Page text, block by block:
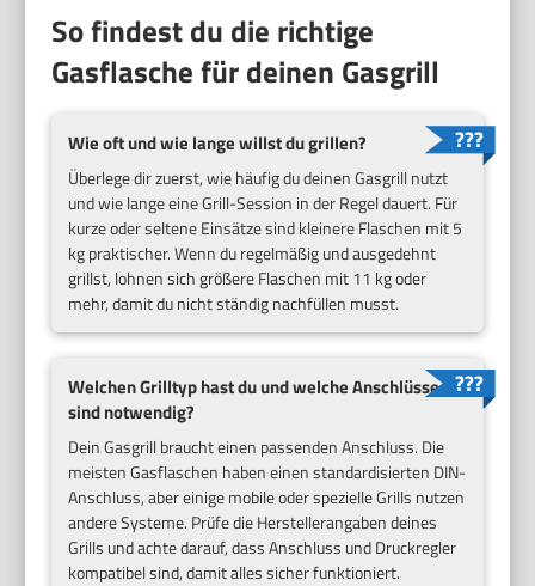
So findest du die richtige
Gasflasche für deinen Gasgrill
Wie oft und wie lange willst du grillen?
Überlege dir zuerst, wie häufig du deinen Gasgrill nutzt
und wie lange eine Grill-Session in der Regel dauert. Für
kurze oder seltene Einsätze sind kleinere Flaschen mit 5
kg praktischer. Wenn du regelmäßig und ausgedehnt
grillst, lohnen sich größere Flaschen mit 11 kg oder
mehr, damit du nicht ständig nachfüllen musst.
Welchen Grilltyp hast du und welche Anschlüsse
sind notwendig?
Dein Gasgrill braucht einen passenden Anschluss. Die
meisten Gasflaschen haben einen standardisierten DIN-
Anschluss, aber einige mobile oder spezielle Grills nutzen
andere Systeme. Prüfe die Herstellerangaben deines
Grills und achte darauf, dass Anschluss und Druckregler
kompatibel sind, damit alles sicher funktioniert.